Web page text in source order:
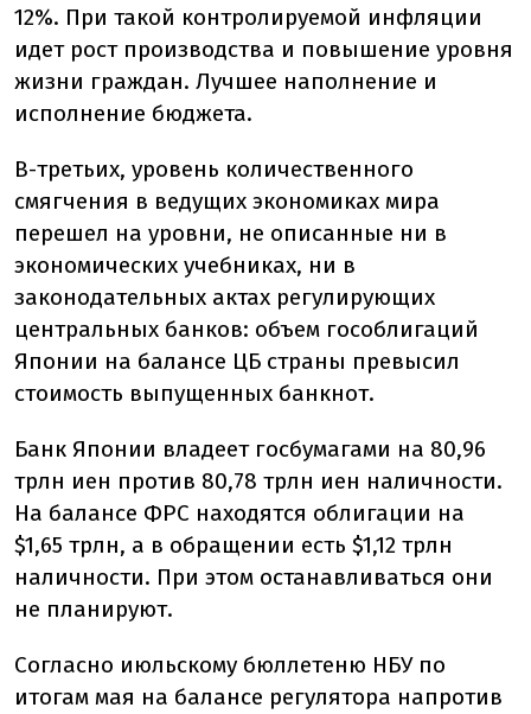
12%. При такой контролируемой инфляции
идет рост производства и повышение уровня
жизни граждан. Лучшее наполнение и
исполнение бюджета.
В-третьих, уровень количественного
смягчения в ведущих экономиках мира
перешел на уровни, не описанные ни в
экономических учебниках, ни в
законодательных актах регулирующих
центральных банков: объем гособлигаций
Японии на балансе ЦБ страны превысил
стоимость выпущенных банкнот.
Банк Японии владеет госбумагами на 80,96
трлн иен против 80,78 трлн иен наличности.
На балансе ФРС находятся облигации на
$1,65 трлн, а в обращении есть $1,12 трлн
наличности. При этом останавливаться они
не планируют.
Согласно июльскому бюллетеню НБУ по
итогам мая на балансе регулятора напротив